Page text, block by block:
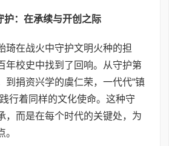
护：在承续与开创之际
琦在战火中守护文明火种的担
年校史中找到了回响。从守护第
到捐资兴学的虞仁荣，一代代“镇
行着同样的文化使命。这种守
，而是在每个时代的关键处，为